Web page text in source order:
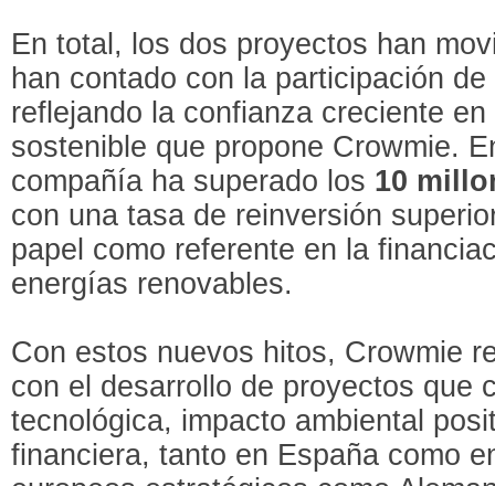
En total, los dos proyectos han
han contado con la participación de
reflejando la confianza creciente
sostenible que propone Crowmie.
compañía ha superado los 10
con una tasa de reinversión
papel como referente en la
energías renovables.
Con estos nuevos hitos, Crowmie
con el desarrollo de proyectos que
tecnológica, impacto ambiental
financiera, tanto en España como